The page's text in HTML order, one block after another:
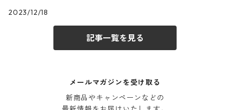
2023/12/18
記事一覧を見る
メールマガジンを受け取る
新商品やキャンペーンなどの